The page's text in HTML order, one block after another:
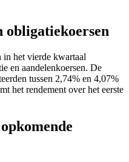
obligatiekoersen
in het vierde kwartaal
en aandelenkoersen. De
tussen 2,74% en 4,07%
het rendement over het eerste